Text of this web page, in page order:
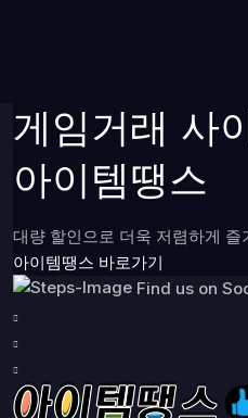
게임거래 사
아이템땡스
대량 할인으로 더욱 저렴하게 즐
아이템땡스 바로가기
Find us on